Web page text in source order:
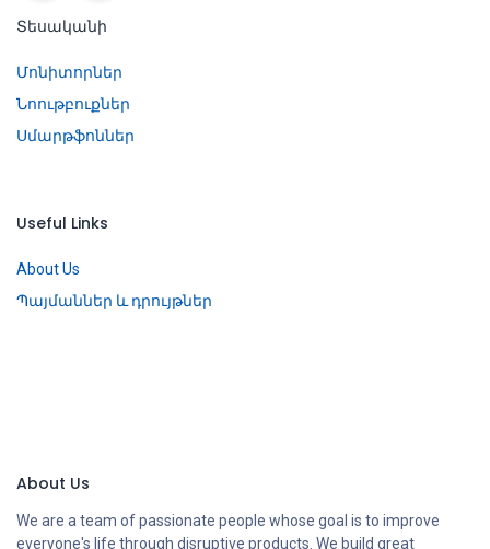
Տեսականի
Մոնիտորներ
Նոութբուքներ
Սմարթֆոններ
Useful Links
About Us
Պայմաններ և դրույթներ
About Us
We are a team of passionate people whose goal is to improve
everyone's life through disruptive products. We build great